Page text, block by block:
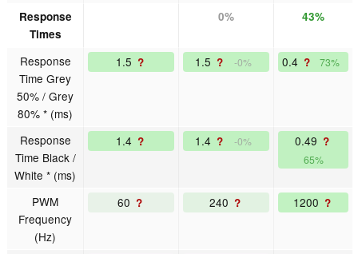
Response
Times
0% 43%
Response
Time Grey
50% / Grey
80% * (ms)
1.5 ? 1.5 ? -0% 0.4 ? 73%
Response
Time Black /
White * (ms)
1.4 ? 1.4 ? -0% 0.49 ?
65%
PWM
Frequency
(Hz)
60 ? 240 ? 1200 ?